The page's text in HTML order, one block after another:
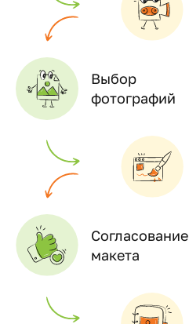
Выбор
фотографий
Согласование
макета